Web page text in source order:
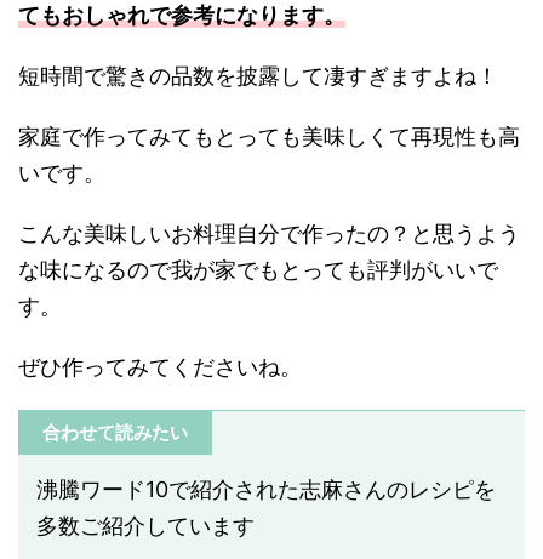
てもおしゃれで参考になります。
短時間で驚きの品数を披露して凄すぎますよね！
家庭で作ってみてもとっても美味しくて再現性も高
いです。
こんな美味しいお料理自分で作ったの？と思うよう
な味になるので我が家でもとっても評判がいいで
す。
ぜひ作ってみてくださいね。
合わせて読みたい
沸騰ワード10で紹介された志麻さんのレシピを
多数ご紹介しています